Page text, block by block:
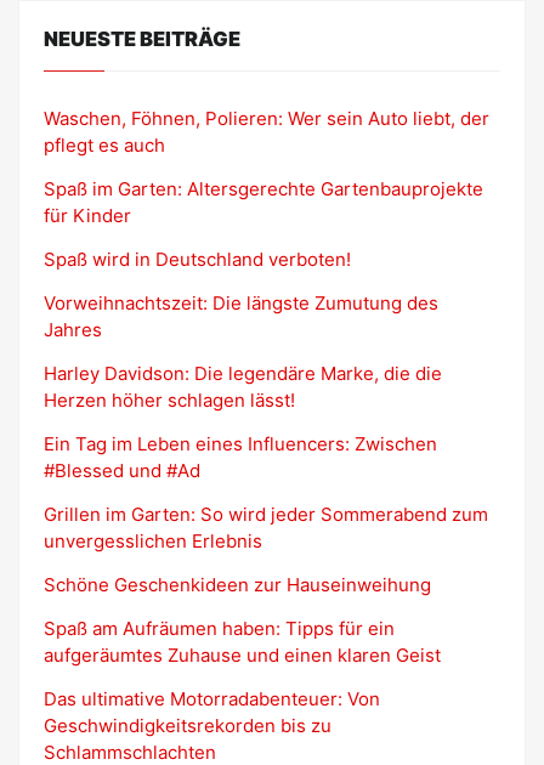
NEUESTE BEITRÄGE
Waschen, Föhnen, Polieren: Wer sein Auto liebt, der
pflegt es auch
Spaß im Garten: Altersgerechte Gartenbauprojekte
für Kinder
Spaß wird in Deutschland verboten!
Vorweihnachtszeit: Die längste Zumutung des
Jahres
Harley Davidson: Die legendäre Marke, die die
Herzen höher schlagen lässt!
Ein Tag im Leben eines Influencers: Zwischen
#Blessed und #Ad
Grillen im Garten: So wird jeder Sommerabend zum
unvergesslichen Erlebnis
Schöne Geschenkideen zur Hauseinweihung
Spaß am Aufräumen haben: Tipps für ein
aufgeräumtes Zuhause und einen klaren Geist
Das ultimative Motorradabenteuer: Von
Geschwindigkeitsrekorden bis zu
Schlammschlachten